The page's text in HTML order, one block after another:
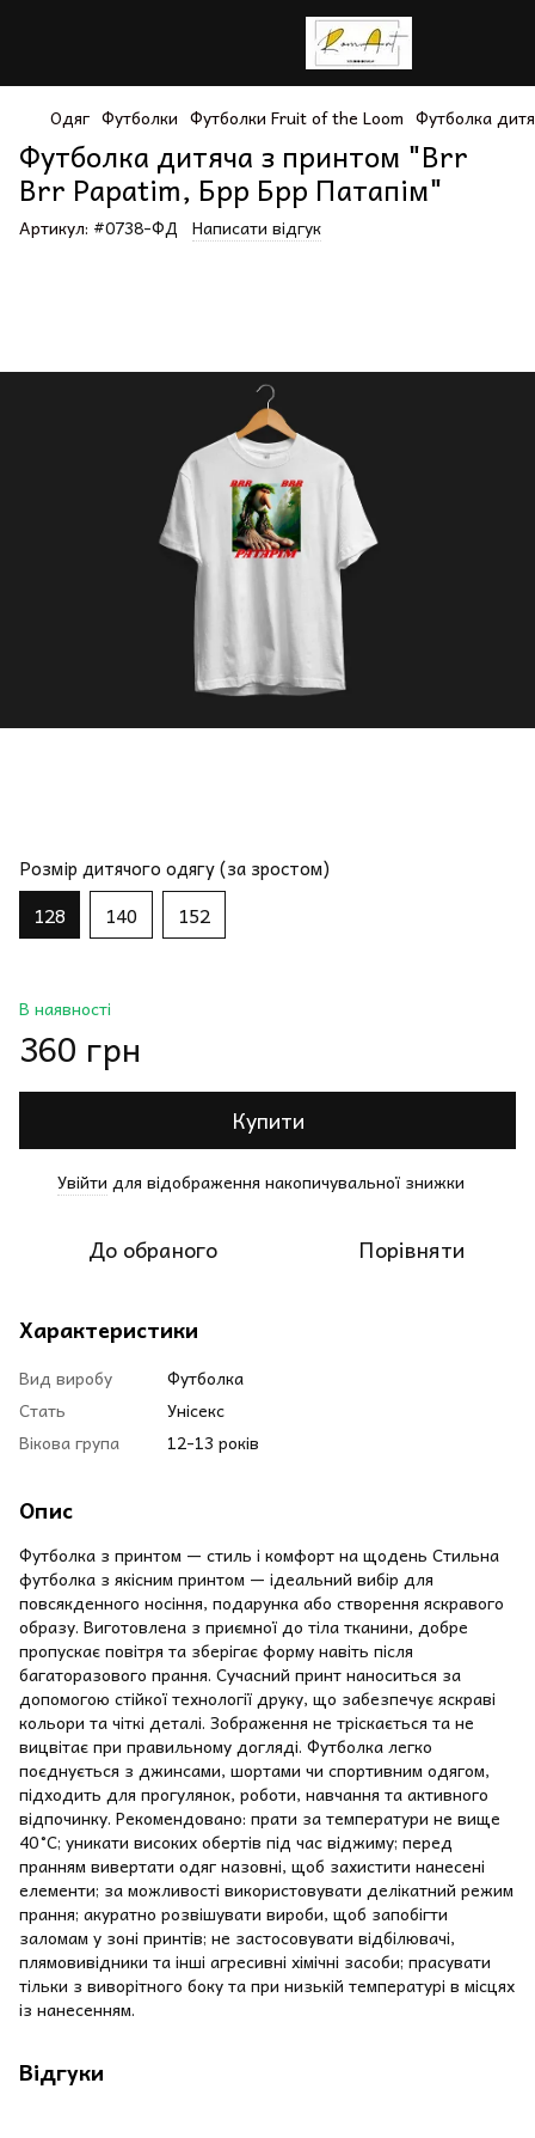
Одяг Футболки Футболки Fruit of the Loom Футболка
Футболка дитяча з принтом "Brr
Brr Papatim, Брр Брр Патапім"
Артикул: #0738-ФД Написати відгук
Розмір дитячого одягу (за зростом)
128 140 152
В наявності
360 грн
Купити
Увійти для відображення накопичувальної знижки
До обраного Порівняти
Характеристики
Вид виробу
Футболка
Стать
Унісекс
Вікова група
12-13 років
Опис
Футболка з принтом — стиль і комфорт на щодень Стильна
футболка з якісним принтом — ідеальний вибір для
повсякденного носіння, подарунка або створення яскравого
образу. Виготовлена з приємної до тіла тканини, добре
пропускає повітря та зберігає форму навіть після
багаторазового прання. Сучасний принт наноситься за
допомогою стійкої технології друку, що забезпечує яскраві
кольори та чіткі деталі. Зображення не тріскається та не
вицвітає при правильному догляді. Футболка легко
поєднується з джинсами, шортами чи спортивним одягом,
підходить для прогулянок, роботи, навчання та активного
відпочинку. Рекомендовано: прати за температури не вище
40 °C; уникати високих обертів під час віджиму; перед
пранням вивертати одяг назовні, щоб захистити нанесені
елементи; за можливості використовувати делікатний режим
прання; акуратно розвішувати вироби, щоб запобігти
заломам у зоні принтів; не застосовувати відбілювачі,
плямовивідники та інші агресивні хімічні засоби; прасувати
тільки з виворітного боку та при низькій температурі в місцях
із нанесенням.
Відгуки